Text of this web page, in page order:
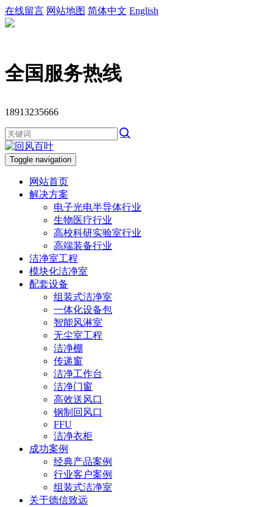
在线留言 网站地图 简体中文 English
全国服务热线
18913235666
Toggle navigation
网站首页
解决方案
电子光电半导体行业
生物医疗行业
高校科研实验室行业
高端装备行业
洁净室工程
模块化洁净室
配套设备
组装式洁净室
一体化设备包
智能风淋室
无尘室工程
洁净棚
传递窗
洁净工作台
洁净门窗
高效送风口
钢制回风口
FFU
洁净衣柜
成功案例
经典产品案例
行业客户案例
组装式洁净室
关于德信致远